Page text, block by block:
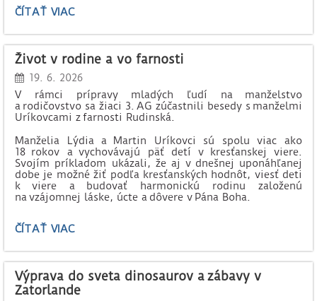
ÚČELOVÉ
ŽIAKOV
2.
STUPŇA:
ČÍTAŤ VIAC
Život v rodine a vo farnosti
19. 6. 2026
V rámci prípravy mladých ľudí na manželstvo
a rodičovstvo sa žiaci 3. AG zúčastnili besedy s manželmi
Uríkovcami z farnosti Rudinská.
Manželia Lýdia a Martin Uríkovci sú spolu viac ako
18 rokov a vychovávajú päť detí v kresťanskej viere.
Svojím príkladom ukázali, že aj v dnešnej uponáhľanej
dobe je možné žiť podľa kresťanských hodnôt, viesť deti
k viere a budovať harmonickú rodinu založenú
na vzájomnej láske, úcte a dôvere v Pána Boha.
ŽIVOT
RODINE
A
VO
FARNOSTI:
ČÍTAŤ VIAC
Výprava do sveta dinosaurov a zábavy v
Zatorlande